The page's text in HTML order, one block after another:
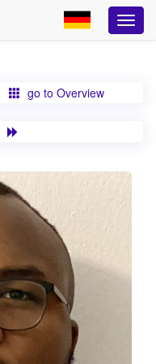
go to Overview